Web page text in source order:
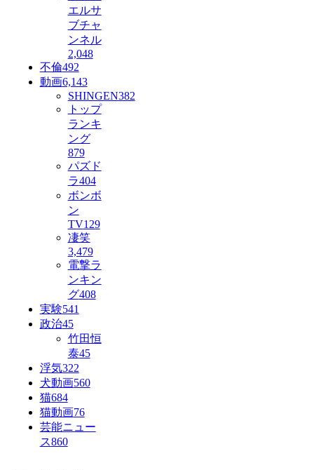
エルサ
ブチャ
ンネル
2,048
不倫492
動画6,143
SHINGEN382
トップ
ランキ
ング
879
パズド
ラ404
ボンボ
ン
TV129
凄笑
3,479
電撃ラ
ンキン
グ408
実験541
政治45
竹田恒
泰45
浮気322
犬動画560
猫684
猫動画76
芸能ニュー
ス860